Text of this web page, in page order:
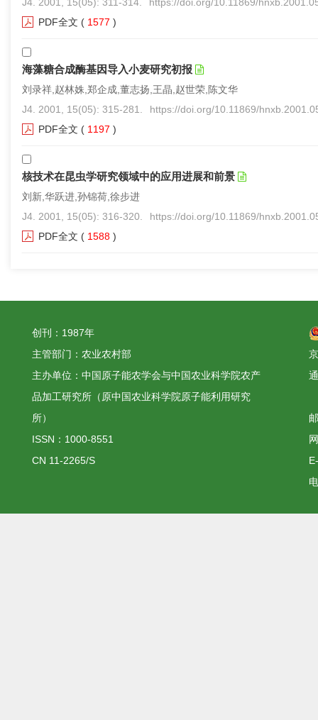
PDF全文 ( 1577 )
海藻糖合成酶基因导入小麦研究初报
刘录祥,赵林姝,郑企成,董志扬,王晶,赵世荣,陈文华
J4. 2001, 15(05): 315-281.
https://doi.org/10.11869/
PDF全文 ( 1197 )
核技术在昆虫学研究领域中的应用进展和前景
刘新,华跃进,孙锦荷,徐步进
J4. 2001, 15(05): 316-320.
https://doi.org/10.11869/
PDF全文 ( 1588 )
创刊：1987年
主管部门：农业农村部
主办单位：中国原子能农学会与中国农业科学院农产
品加工研究所（原中国农业科学院原子能利用研究
所）
ISSN：1000-8551
CN 11-2265/S